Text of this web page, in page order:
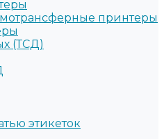
принтеры
(ТСД)
этикеток